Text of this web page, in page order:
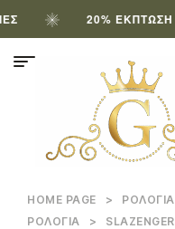
20% ΈΚΠΤΩΣΗ
HOME PAGE > ΡΟΛΌΓΙΑ
ΡΟΛΌΓΙΑ
>